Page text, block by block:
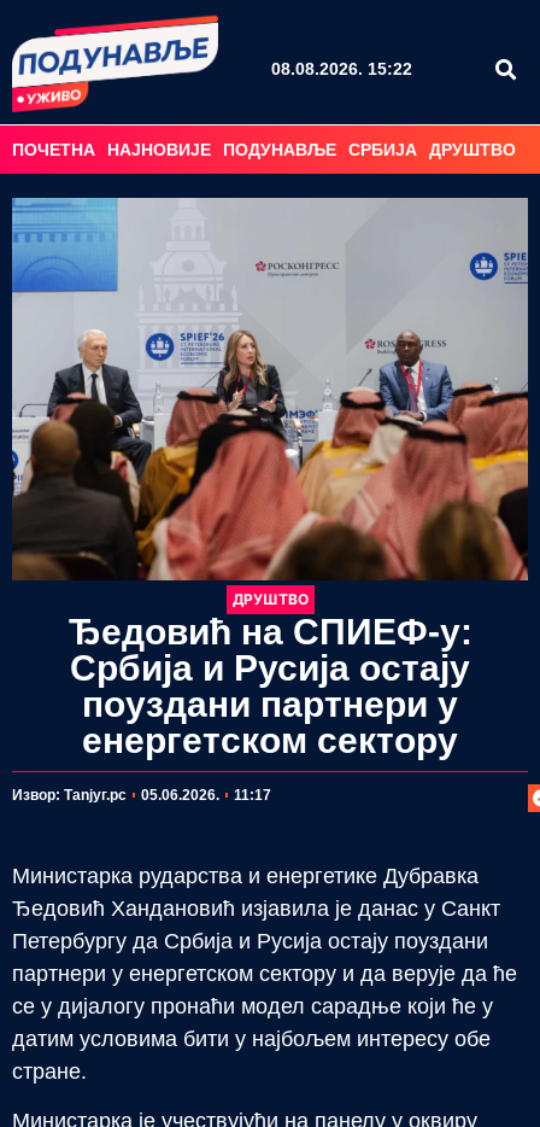
08.08.2026. 15:22
ПОЧЕТНА НАЈНОВИЈЕ ПОДУНАВЉЕ СРБИЈА ДРУШТВО
ДРУШТВО
Ђедовић на СПИЕФ-у:
Србија и Русија остају
поуздани партнери у
енергетском сектору
Извор: Таnjyг.рс 05.06.2026. 11:17
Министарка рударства и енергетике Дубравка
Ђедовић Хандановић изјавила је данас у Санкт
Петербургу да Србија и Русија остају поуздани
партнери у енергетском сектору и да верује да ће
се у дијалогу пронаћи модел сарадње који ће у
датим условима бити у најбољем интересу обе
стране.
Министарка је учествујући на панелу у оквиру